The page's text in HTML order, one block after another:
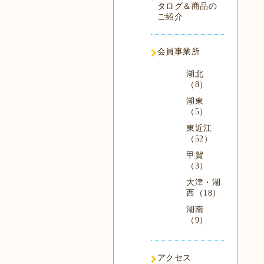
タログ＆商品の
ご紹介
会員事業所
湖北
（8）
湖東
（5）
東近江
（52）
甲賀
（3）
大津・湖
西（18）
湖南
（9）
アクセス